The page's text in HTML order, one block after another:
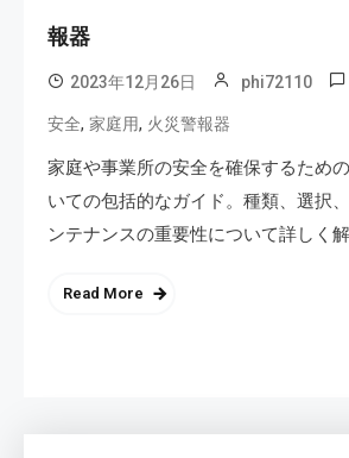
報器
2023年12月26日 phi72110
安全, 家庭用, 火災警報器
家庭や事業所の安全を確保するため
いての包括的なガイド。種類、選択
ンテナンスの重要性について詳しく解
Read More